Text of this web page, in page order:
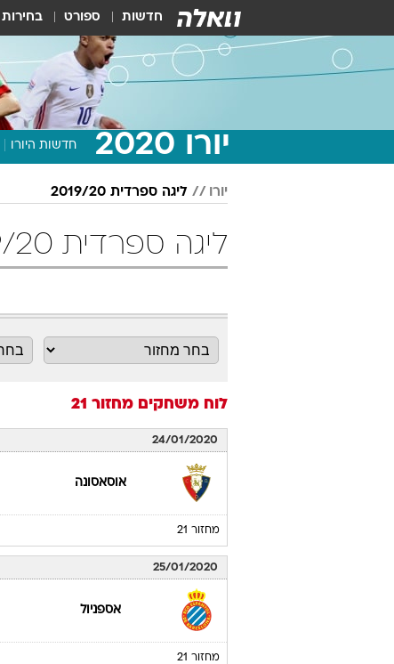
חדשות ספורט בחירות
יורו 2020 חדשות היורו
יורו ליגה ספרדית 2019/20
ליגה ספרדית 2019/20 מחזור 21 כדורגל
לוח משחקים מחזור 21
24/01/2020
אוסאסונה
מחזור 21
25/01/2020
אספניול
מחזור 21